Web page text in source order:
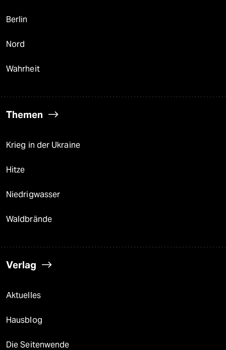
Berlin
Nord
Wahrheit
Themen
Krieg in der Ukraine
Hitze
Niedrigwasser
Waldbrände
Verlag
Aktuelles
Hausblog
Die Seitenwende